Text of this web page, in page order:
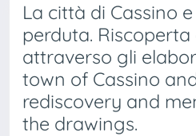
La città di Cassino
perduta.
attraverso gli
town of Cassino
rediscovery and
the drawings.